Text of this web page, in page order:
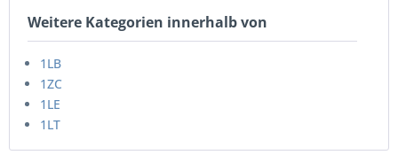
Weitere Kategorien innerhalb von
1LB
1ZC
1LE
1LT